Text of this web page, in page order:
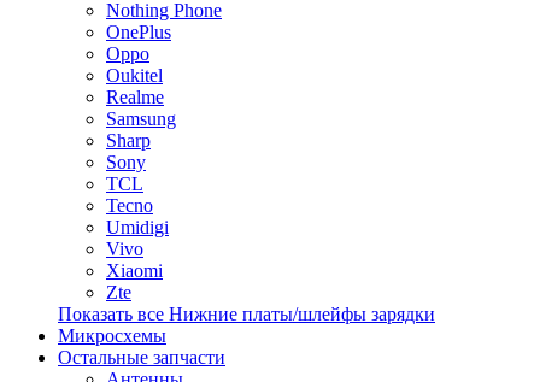
Nothing Phone
OnePlus
Oppo
Oukitel
Realme
Samsung
Sharp
Sony
TCL
Tecno
Umidigi
Vivo
Xiaomi
Zte
Показать все Нижние платы/шлейфы зарядки
Микросхемы
Остальные запчасти